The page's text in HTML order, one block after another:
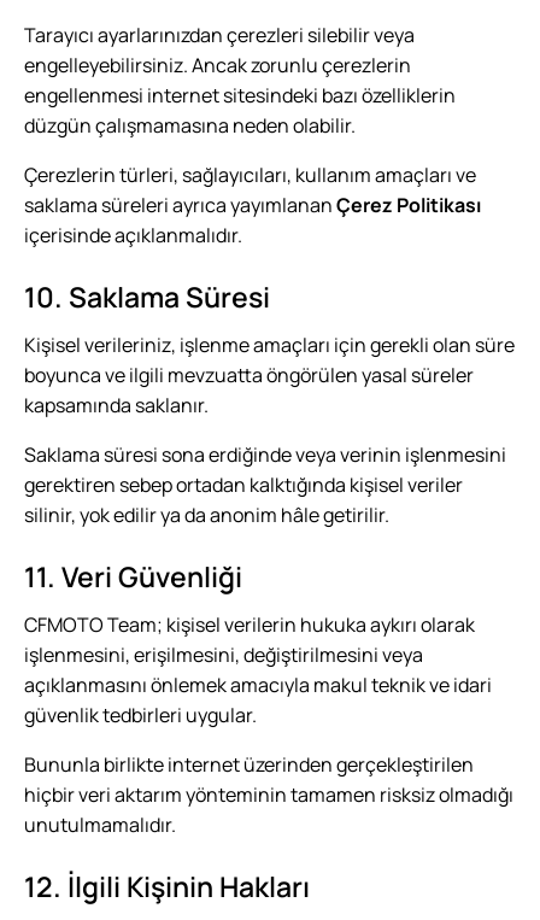
Tarayıcı ayarlarınızdan çerezleri silebilir veya
engelleyebilirsiniz. Ancak zorunlu çerezlerin
engellenmesi internet sitesindeki bazı özelliklerin
düzgün çalışmamasına neden olabilir.
Çerezlerin türleri, sağlayıcıları, kullanım amaçları ve
saklama süreleri ayrıca yayımlananÇerez Politikası
içerisinde açıklanmalıdır.
10. Saklama Süresi
Kişisel verileriniz, işlenme amaçları için gerekli olan süre
boyunca ve ilgili mevzuatta öngörülen yasal süreler
kapsamında saklanır.
Saklama süresi sona erdiğinde veya verinin işlenmesini
gerektiren sebep ortadan kalktığında kişisel veriler
silinir, yok edilir ya da anonim hâle getirilir.
11. Veri Güvenliği
CFMOTO Team; kişisel verilerin hukuka aykırı olarak
işlenmesini, erişilmesini, değiştirilmesini veya
açıklanmasını önlemek amacıyla makul teknik ve idari
güvenlik tedbirleri uygular.
Bununla birlikte internet üzerinden gerçekleştirilen
hiçbir veri aktarım yönteminin tamamen risksiz olmadığı
unutulmamalıdır.
12. İlgili Kişinin Hakları